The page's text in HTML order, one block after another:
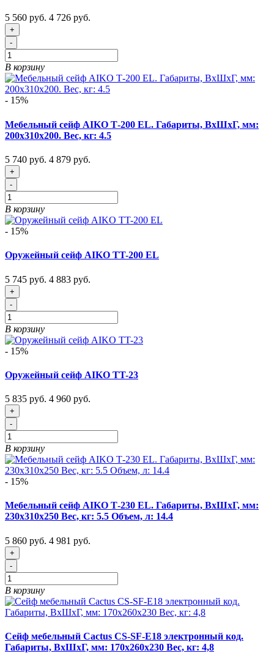
5 560 руб. 4 726 руб.
+
-
В корзину
- 15%
Мебельный сейф AIKO Т-200 EL. Габариты, ВxШxГ, мм:
200x310x200. Вес, кг: 4.5
5 740 руб. 4 879 руб.
+
-
В корзину
- 15%
Оружейный сейф AIKO TT-200 EL
5 745 руб. 4 883 руб.
+
-
В корзину
- 15%
Оружейный сейф AIKO TT-23
5 835 руб. 4 960 руб.
+
-
В корзину
- 15%
Мебельный сейф AIKO Т-230 EL. Габариты, ВxШxГ, мм:
230x310x250 Вес, кг: 5.5 Объем, л: 14.4
5 860 руб. 4 981 руб.
+
-
В корзину
Сейф мебельный Cactus CS-SF-E18 электронный код.
Габариты, ВxШxГ, мм: 170x260x230 Вес, кг: 4,8